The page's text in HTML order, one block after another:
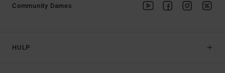
HULP
Community Dames